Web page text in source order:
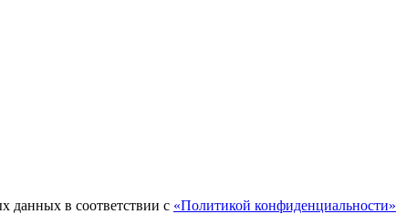
данных в соответствии с «Политикой конфиденциальности»